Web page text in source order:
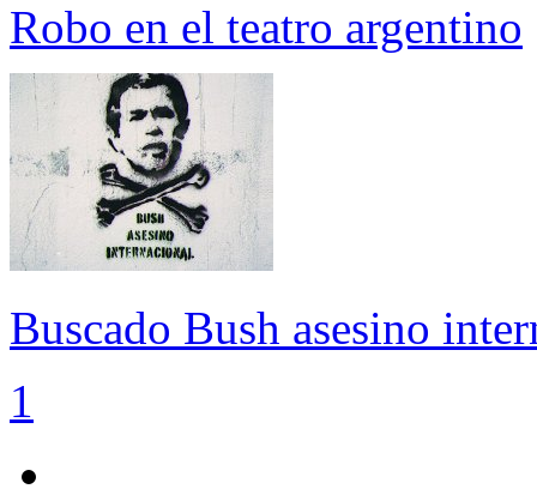
Robo en el teatro argentino
Buscado Bush asesino
1